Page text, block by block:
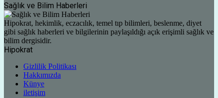
Sağlık ve Bilim Haberleri
Hipokrat, hekimlik, eczacılık, temel tıp bilimleri, beslenme, diyet
gibi sağlık haberleri ve bilgilerinin paylaşıldığı açık erişimli sağlık ve
bilim dergisidir.
Hipokrat
Gizlilik Politikası
Hakkımızda
Künye
iletişim